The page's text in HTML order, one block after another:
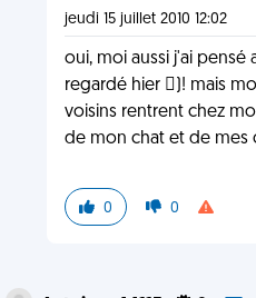
jeudi 15 juillet 2010 12:02
oui, moi aussi j'ai pensé
regardé hier )! mais
voisins rentrent chez
de mon chat et de mes
0 0